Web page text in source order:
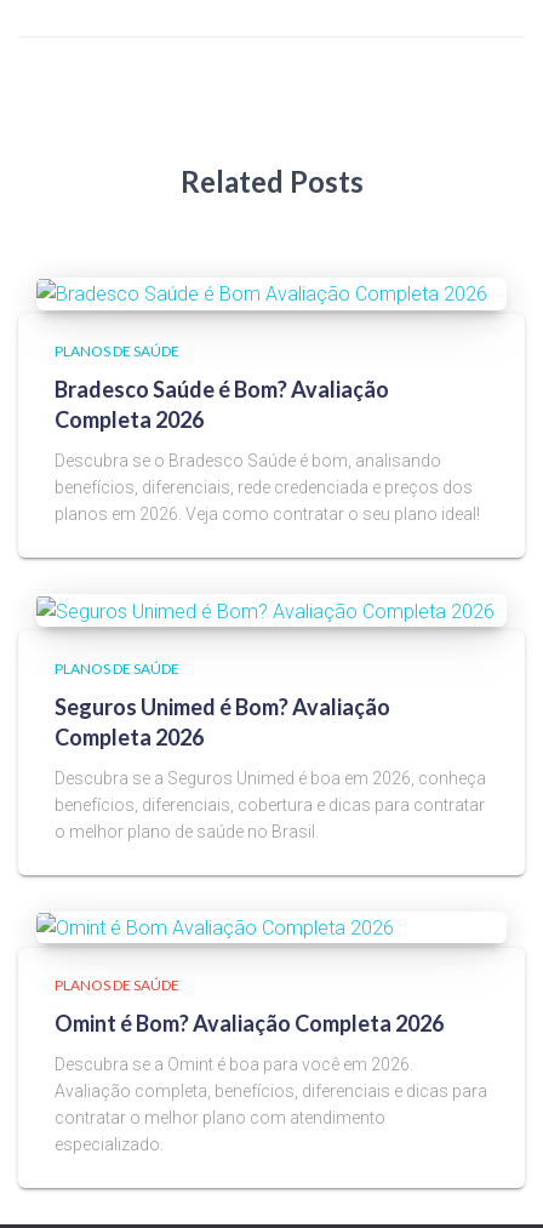
Related Posts
PLANOS DE SAÚDE
Bradesco Saúde é Bom? Avaliação
Completa 2026
Descubra se o Bradesco Saúde é bom, analisando
benefícios, diferenciais, rede credenciada e preços dos
planos em 2026. Veja como contratar o seu plano ideal!
PLANOS DE SAÚDE
Seguros Unimed é Bom? Avaliação
Completa 2026
Descubra se a Seguros Unimed é boa em 2026, conheça
benefícios, diferenciais, cobertura e dicas para contratar
o melhor plano de saúde no Brasil.
PLANOS DE SAÚDE
Omint é Bom? Avaliação Completa 2026
Descubra se a Omint é boa para você em 2026.
Avaliação completa, benefícios, diferenciais e dicas para
contratar o melhor plano com atendimento
especializado.